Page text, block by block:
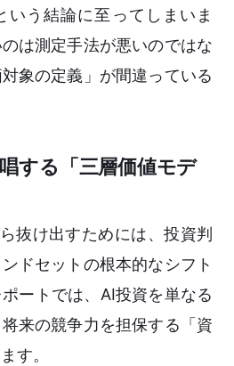
いう結論に至ってしまいま
は測定手法が悪いのではな
象の定義」が間違っている
する「三層価値モデ
抜け出すためには、投資判
ドセットの根本的なシフト
ートでは、AI投資を単なる
将来の競争力を担保する「資
す。